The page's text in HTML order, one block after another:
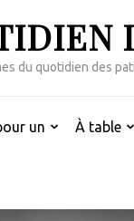
du quotidien des
un À table